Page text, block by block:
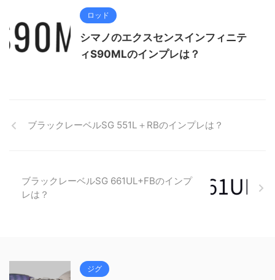
ロッド
シマノのエクスセンスインフィニテ
ィS90MLのインプレは？
ブラックレーベルSG 551L＋RBのインプレは？
ブラックレーベルSG 661UL+FBのインプ
レは？
ジグ